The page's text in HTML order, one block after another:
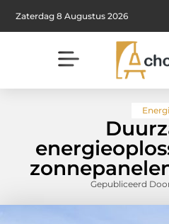
Zaterdag 8 Augustus 2026
Gepubliceerd